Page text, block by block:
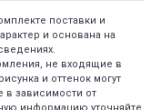
поставки и
и основана на
не входящие в
и оттенок могут
в зависимости от